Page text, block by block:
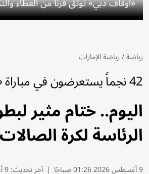
رياضة/رياضة الإمارات
42 نجماً يستعرضون في مباراة «الزمن الجميل»
اليوم.. ختام مثير
الرئاسة لكرة الصالات
9 أغسطس 2026 01:26 صباحًا | آخر تحديث:9 أغسطس 01:27 2026